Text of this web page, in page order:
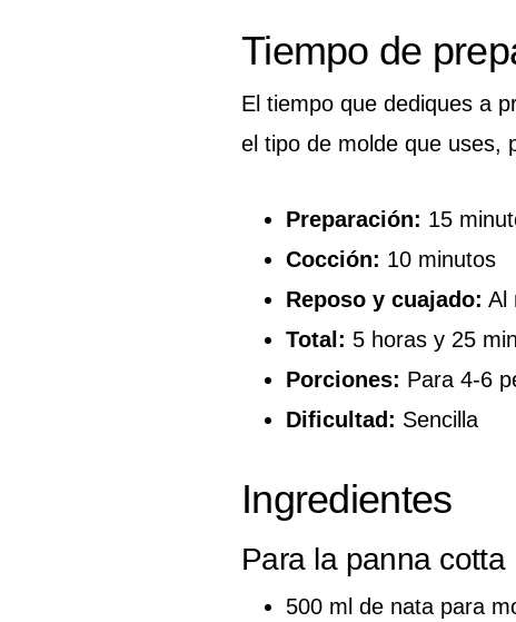
Tiempo de
El tiempo que dediques a
el tipo de molde que uses,
Preparación: 15
Cocción: 10 minutos
Reposo y cuajado: Al
Total: 5 horas y 25
Porciones: Para 4-6
Dificultad: Sencilla
Ingredientes
Para la panna cotta
500 ml de nata para